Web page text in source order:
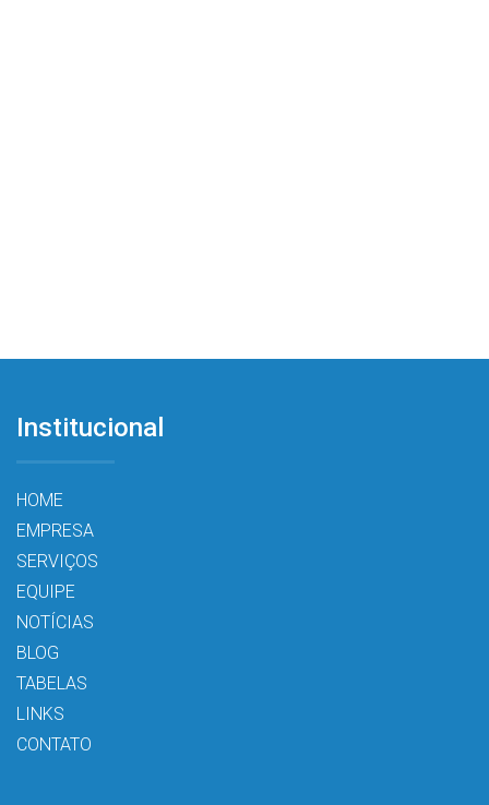
Institucional
HOME
EMPRESA
SERVIÇOS
EQUIPE
NOTÍCIAS
BLOG
TABELAS
LINKS
CONTATO